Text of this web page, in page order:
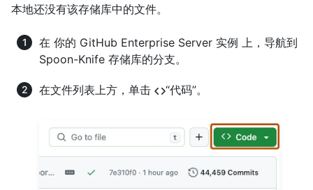
本地还没有该存储库中的文件。
在 你的 GitHub Enterprise Server 实例 上，导航到
Spoon-Knife 存储库的分支。
在文件列表上方，单击 “代码”。